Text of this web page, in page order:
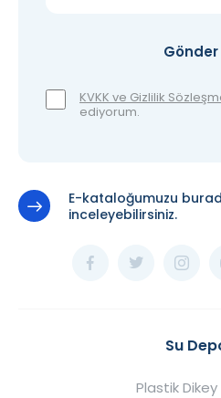
Gönder
KVKK ve Gizlilik
ediyorum.
E-kataloğumuzu
inceleyebilirsiniz.
Su
Plastik